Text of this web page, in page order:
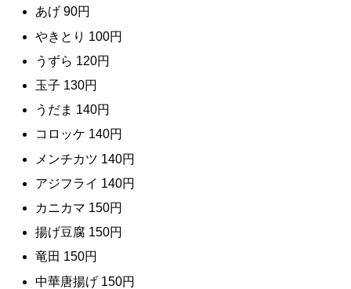
あげ 90円
やきとり 100円
うずら 120円
玉子 130円
うだま 140円
コロッケ 140円
メンチカツ 140円
アジフライ 140円
カニカマ 150円
揚げ豆腐 150円
竜田 150円
中華唐揚げ 150円